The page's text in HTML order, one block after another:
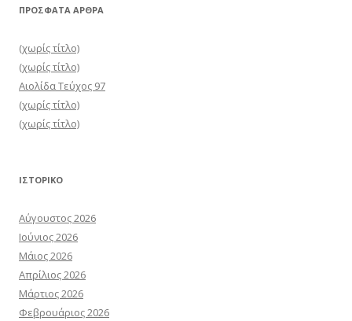
ΠΡΌΣΦΑΤΑ ΆΡΘΡΑ
(χωρίς τίτλο)
(χωρίς τίτλο)
Αιολίδα Τεύχος 97
(χωρίς τίτλο)
(χωρίς τίτλο)
ΙΣΤΟΡΙΚΌ
Αύγουστος 2026
Ιούνιος 2026
Μάιος 2026
Απρίλιος 2026
Μάρτιος 2026
Φεβρουάριος 2026